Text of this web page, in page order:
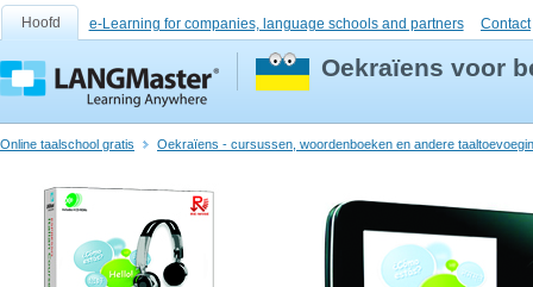
Hoofd e-Learning for companies, language schools and partners Contact
Oekraїens voor
Online taalschool gratis Oekraїens - cursussen, woordenboeken en andere